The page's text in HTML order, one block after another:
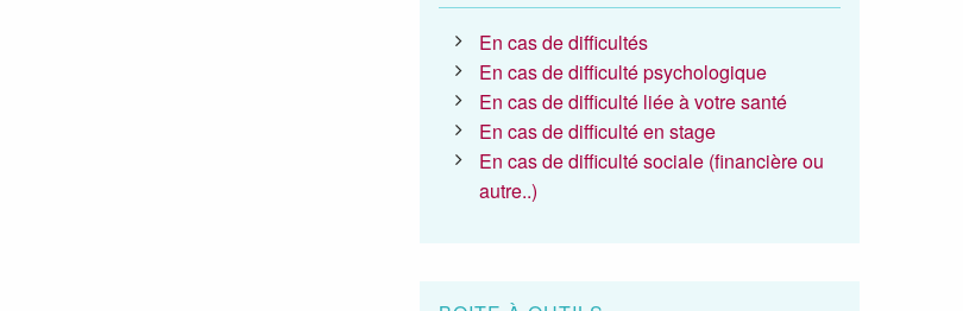
En cas de difficultés
En cas de difficulté psychologique
En cas de difficulté liée à votre santé
En cas de difficulté en stage
En cas de difficulté sociale (financière ou
autre..)